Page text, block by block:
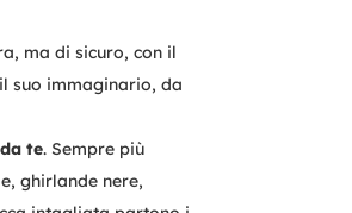
ma di sicuro, con il
suo immaginario, da
te. Sempre più
ghirlande nere,